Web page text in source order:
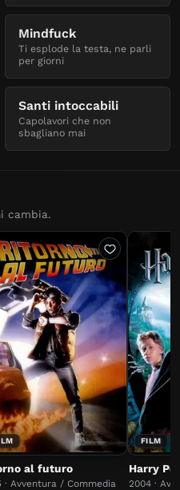
Mindfuck
Ti esplode la testa, ne parli
per giorni
Santi intoccabili
Capolavori che non
sbagliano mai
cambia.
al futuro
· Avventura / Commedia
FILM
2004 ·